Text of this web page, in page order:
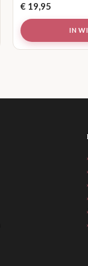
€ 19,95
IN
›
›
›
›
›
›